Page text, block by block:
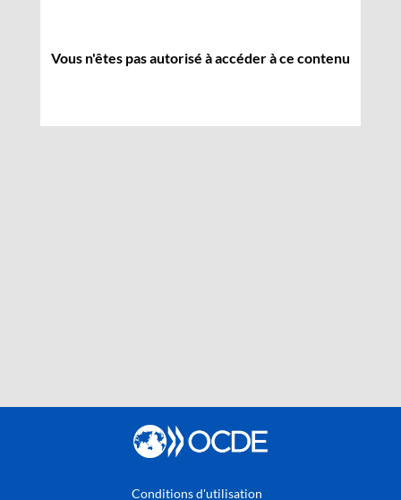
Vous n'êtes pas autorisé à accéder à ce contenu
Conditions d'utilisation